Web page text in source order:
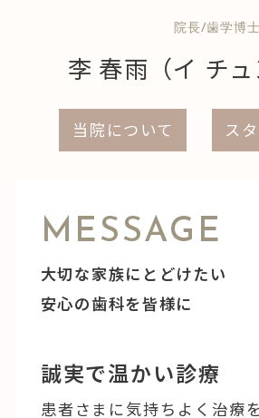
院長/歯学博士
李 春雨（イ チュ
当院について ス
MESSAGE
大切な家族にとどけたい
安心の歯科を皆様に
誠実で温かい診療
患者さまに気持ちよく治療